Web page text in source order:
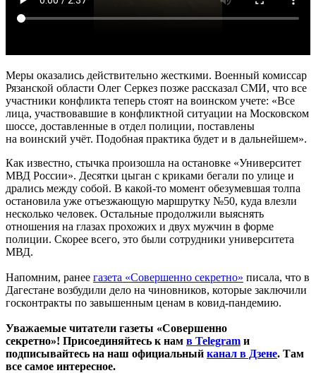
Меры оказались действительно жесткими. Военный комиссар
Рязанской области Олег Серкез позже рассказал СМИ, что все
участники конфликта теперь стоят на воинском учете: «Все
лица, участвовавшие в конфликтной ситуации на Московском
шоссе, доставленные в отдел полиции, поставлены
на воинский учёт. Подобная практика будет и в дальнейшем».
Как известно, стычка произошла на остановке «Университет
МВД России». Десятки цыган с криками бегали по улице и
дрались между собой. В какой-то момент обезумевшая толпа
остановила уже отъезжающую маршрутку №50, куда влезли
несколько человек. Остальные продолжили выяснять
отношения на глазах прохожих и двух мужчин в форме
полиции. Скорее всего, это были сотрудники университета
МВД.
Напомним, ранее газета «Совершенно секретно» писала, что в
Дагестане возбудили дело на чиновников, которые заключили
госконтракты по завышенным ценам в ковид-пандемию.
Уважаемые читатели газеты «Совершенно
секретно»! Присоединяйтесь к нам в Telegram и
подписывайтесь на наш официальный канал в Дзене. Там
все самое интересное.